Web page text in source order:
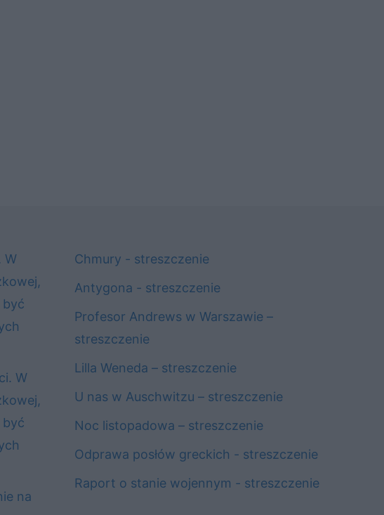
W
być
W
być
na
Chmury - streszczenie
Antygona - streszczenie
Profesor Andrews w Warszawie –
streszczenie
Lilla Weneda – streszczenie
U nas w Auschwitzu – streszczenie
Noc listopadowa – streszczenie
Odprawa posłów greckich - streszczenie
Raport o stanie wojennym - streszczenie